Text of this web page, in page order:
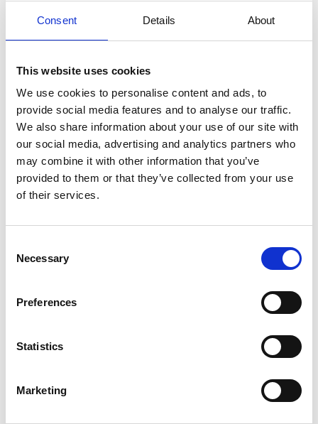
Consent Details About
This website uses cookies
We use cookies to personalise content and ads, to
provide social media features and to analyse our traffic.
We also share information about your use of our site with
our social media, advertising and analytics partners who
may combine it with other information that you’ve
provided to them or that they’ve collected from your use
of their services.
Selection
Necessary
Preferences
Statistics
Marketing
application cycling
Plus d'infos
Pack de batteries LX 45/100 LFP
application cycling
Plus d'infos